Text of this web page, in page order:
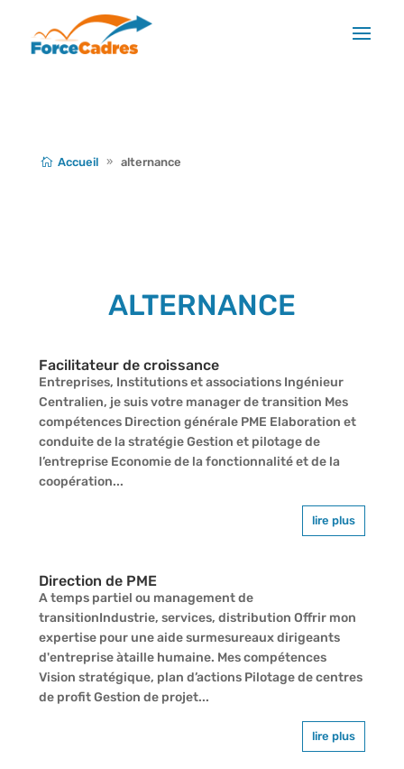
Accueil alternance
ALTERNANCE
Facilitateur de croissance
Entreprises, Institutions et associations Ingénieur
Centralien, je suis votre manager de transition Mes
compétences Direction générale PME Elaboration et
conduite de la stratégie Gestion et pilotage de
l’entreprise Economie de la fonctionnalité et de la
coopération...
lire plus
Direction de PME
A temps partiel ou management de
transitionIndustrie, services, distribution Offrir mon
expertise pour une aide surmesureaux dirigeants
d'entreprise àtaille humaine. Mes compétences
Vision stratégique, plan d’actions Pilotage de centres
de profit Gestion de projet...
lire plus